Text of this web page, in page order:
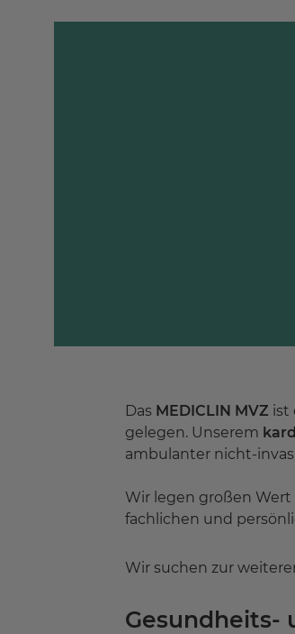
Das MEDICLIN MVZ ist
gelegen. Unserem
ambulanter nicht-
Wir legen großen
fachlichen und
Wir suchen zur
Gesundheits-